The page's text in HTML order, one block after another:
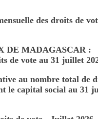
des droits de
DE MADAGASCAR :
de vote au 31 juillet
au nombre total de
le capital social au 31